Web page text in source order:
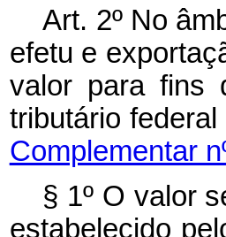
Art. 2º No
efetu e
valor para fins
tributário
Complementar
§ 1º O valor
estabelecido